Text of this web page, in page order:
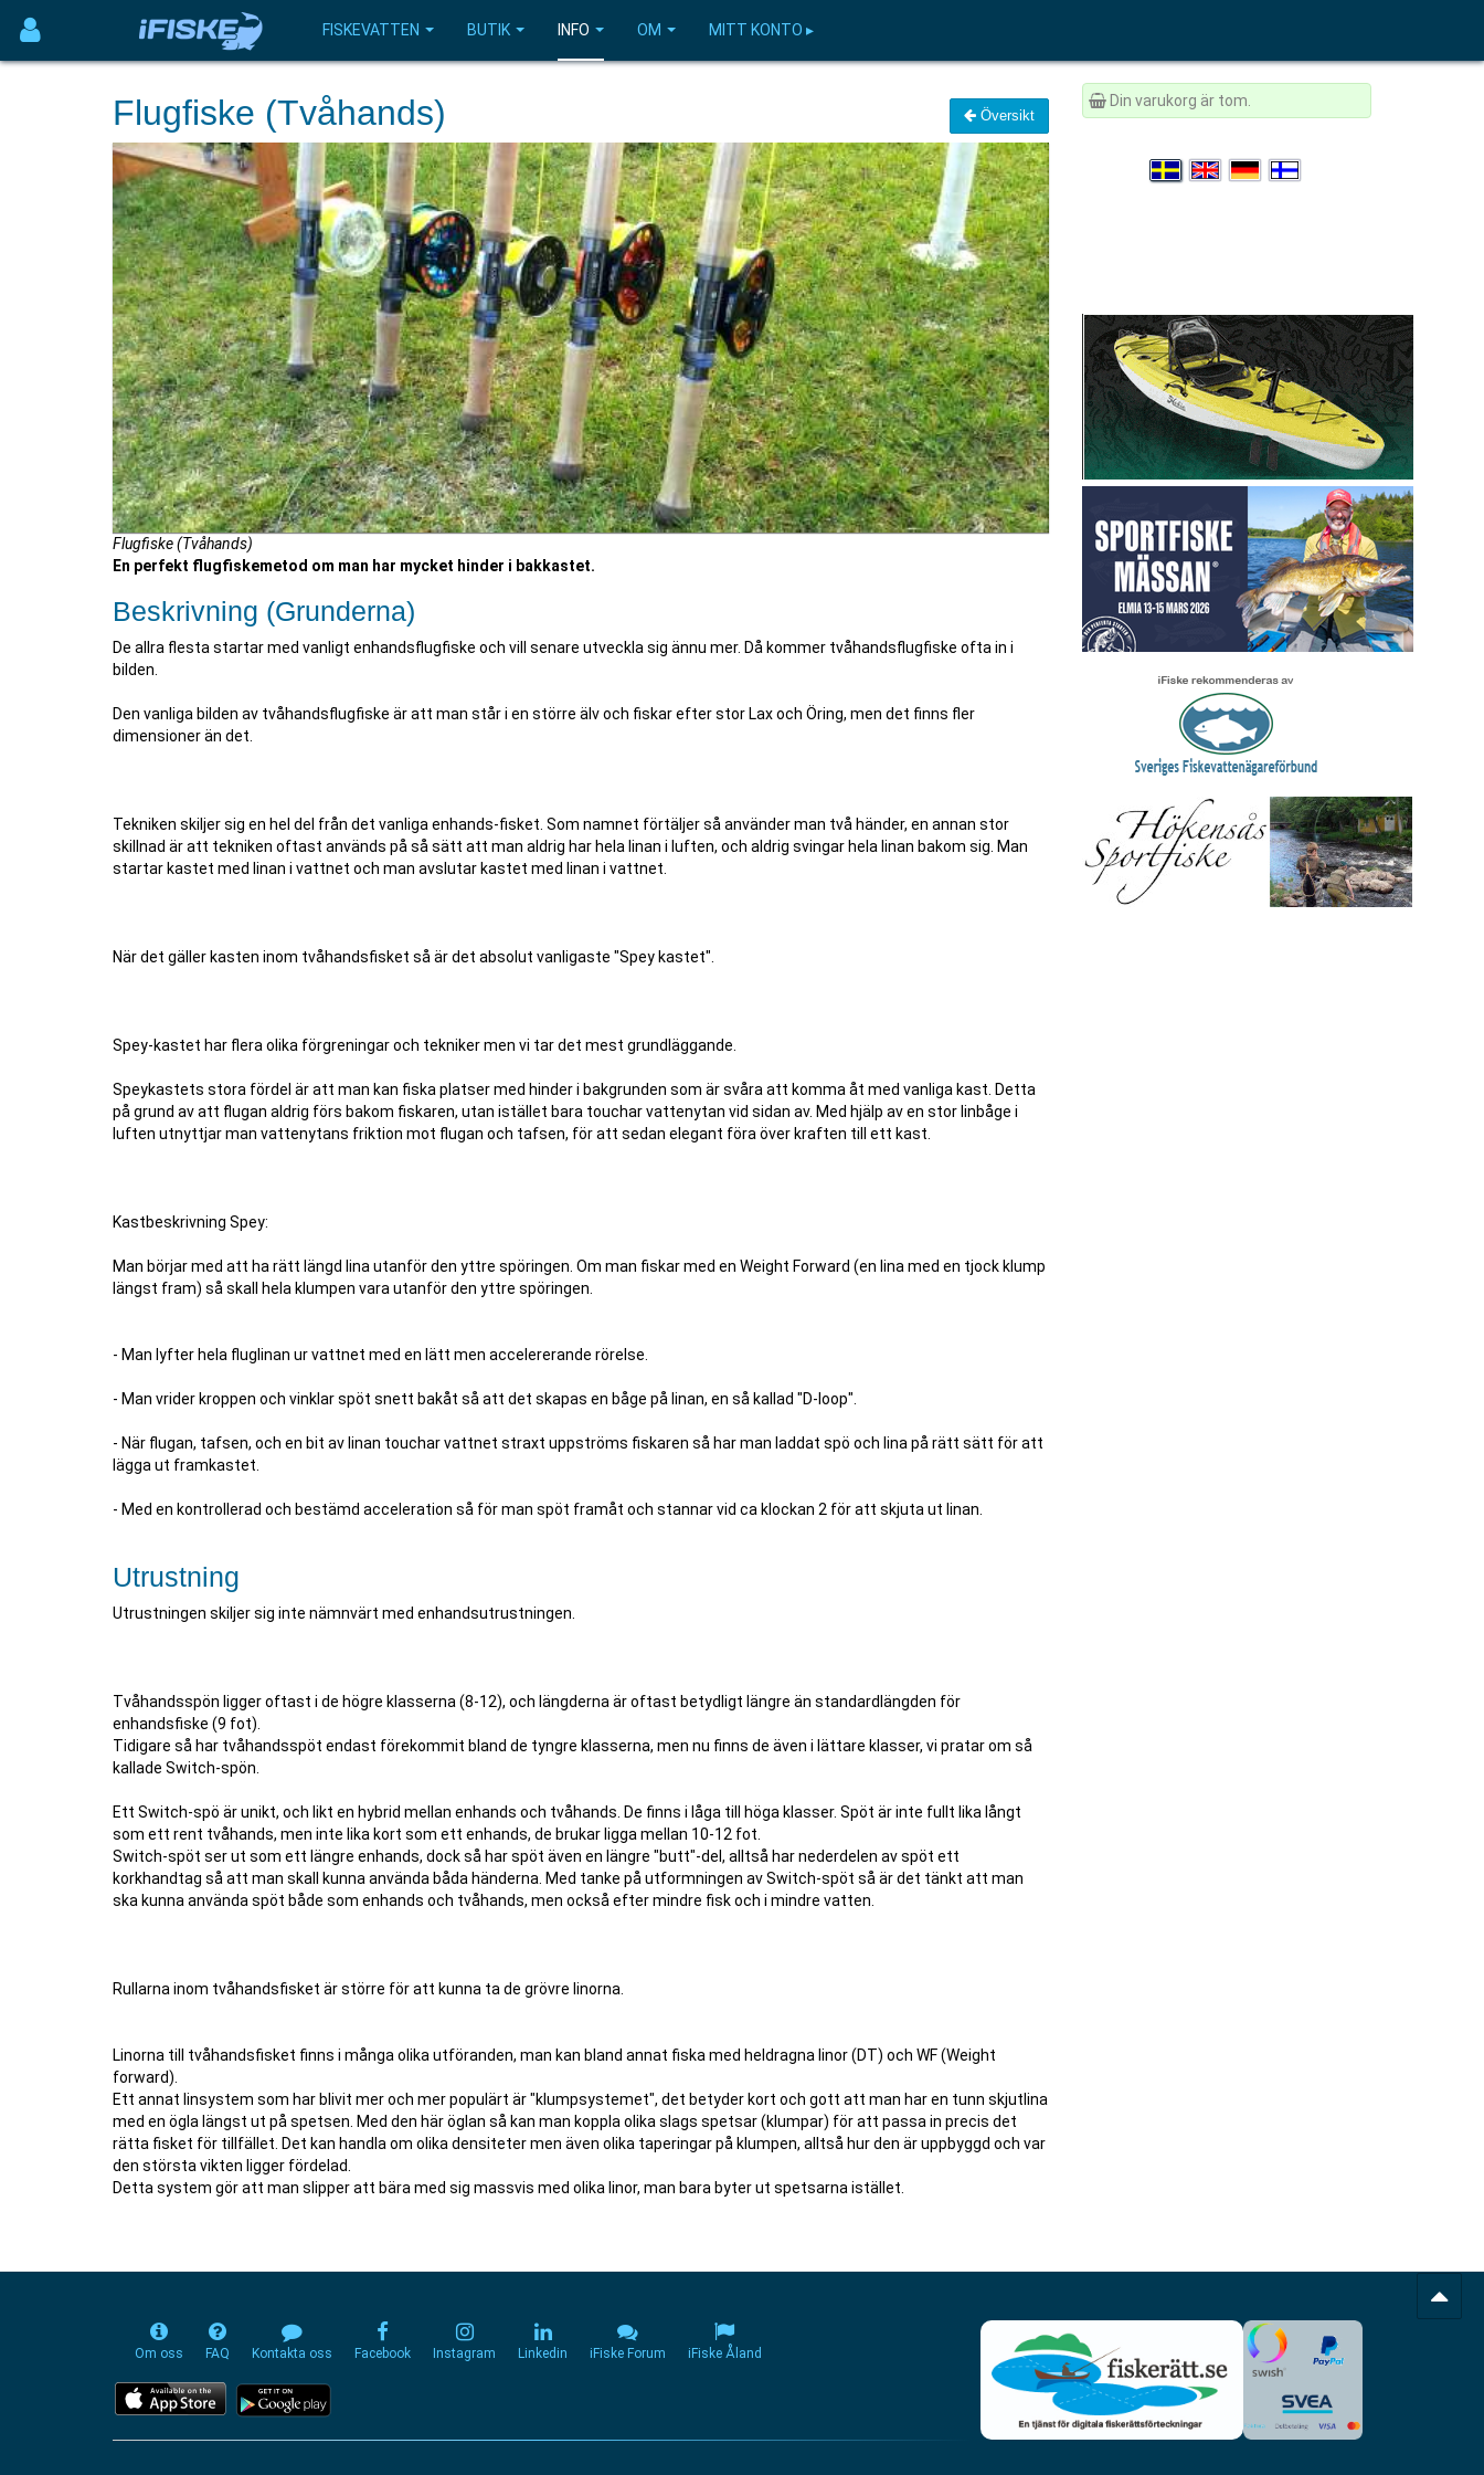
FISKEVATTEN BUTIK INFO OM MITT KONTO ▸
Flugfiske (Tvåhands) Översikt
Flugfiske (Tvåhands)
En perfekt flugfiskemetod om man har mycket hinder i bakkastet.
Beskrivning (Grunderna)
De allra flesta startar med vanligt enhandsflugfiske och vill senare utveckla sig ännu mer. Då kommer tvåhandsflugfiske ofta in i
bilden.
Den vanliga bilden av tvåhandsflugfiske är att man står i en större älv och fiskar efter stor Lax och Öring, men det finns fler
dimensioner än det.
Tekniken skiljer sig en hel del från det vanliga enhands-fisket. Som namnet förtäljer så använder man två händer, en annan stor
skillnad är att tekniken oftast används på så sätt att man aldrig har hela linan i luften, och aldrig svingar hela linan bakom sig. Man
startar kastet med linan i vattnet och man avslutar kastet med linan i vattnet.
När det gäller kasten inom tvåhandsfisket så är det absolut vanligaste "Spey kastet".
Spey-kastet har flera olika förgreningar och tekniker men vi tar det mest grundläggande.
Speykastets stora fördel är att man kan fiska platser med hinder i bakgrunden som är svåra att komma åt med vanliga kast. Detta
på grund av att flugan aldrig förs bakom fiskaren, utan istället bara touchar vattenytan vid sidan av. Med hjälp av en stor linbåge i
luften utnyttjar man vattenytans friktion mot flugan och tafsen, för att sedan elegant föra över kraften till ett kast.
Kastbeskrivning Spey:
Man börjar med att ha rätt längd lina utanför den yttre spöringen. Om man fiskar med en Weight Forward (en lina med en tjock klump
längst fram) så skall hela klumpen vara utanför den yttre spöringen.
- Man lyfter hela fluglinan ur vattnet med en lätt men accelererande rörelse.
- Man vrider kroppen och vinklar spöt snett bakåt så att det skapas en båge på linan, en så kallad "D-loop".
- När flugan, tafsen, och en bit av linan touchar vattnet straxt uppströms fiskaren så har man laddat spö och lina på rätt sätt för att
lägga ut framkastet.
- Med en kontrollerad och bestämd acceleration så för man spöt framåt och stannar vid ca klockan 2 för att skjuta ut linan.
Utrustning
Utrustningen skiljer sig inte nämnvärt med enhandsutrustningen.
Tvåhandsspön ligger oftast i de högre klasserna (8-12), och längderna är oftast betydligt längre än standardlängden för
enhandsfiske (9 fot).
Tidigare så har tvåhandsspöt endast förekommit bland de tyngre klasserna, men nu finns de även i lättare klasser, vi pratar om så
kallade Switch-spön.
Ett Switch-spö är unikt, och likt en hybrid mellan enhands och tvåhands. De finns i låga till höga klasser. Spöt är inte fullt lika långt
som ett rent tvåhands, men inte lika kort som ett enhands, de brukar ligga mellan 10-12 fot.
Switch-spöt ser ut som ett längre enhands, dock så har spöt även en längre "butt"-del, alltså har nederdelen av spöt ett
korkhandtag så att man skall kunna använda båda händerna. Med tanke på utformningen av Switch-spöt så är det tänkt att man
ska kunna använda spöt både som enhands och tvåhands, men också efter mindre fisk och i mindre vatten.
Rullarna inom tvåhandsfisket är större för att kunna ta de grövre linorna.
Linorna till tvåhandsfisket finns i många olika utföranden, man kan bland annat fiska med heldragna linor (DT) och WF (Weight
forward).
Ett annat linsystem som har blivit mer och mer populärt är "klumpsystemet", det betyder kort och gott att man har en tunn skjutlina
med en ögla längst ut på spetsen. Med den här öglan så kan man koppla olika slags spetsar (klumpar) för att passa in precis det
rätta fisket för tillfället. Det kan handla om olika densiteter men även olika taperingar på klumpen, alltså hur den är uppbyggd och var
den största vikten ligger fördelad.
Detta system gör att man slipper att bära med sig massvis med olika linor, man bara byter ut spetsarna istället.
Din varukorg är tom.
Om oss FAQ Kontakta oss Facebook Instagram Linkedin iFiske Forum iFiske Åland